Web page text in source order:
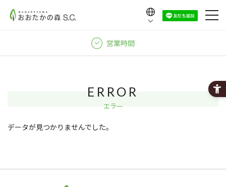
한국어
営業時間
ERROR
エラー
データが見つかりませんでした。